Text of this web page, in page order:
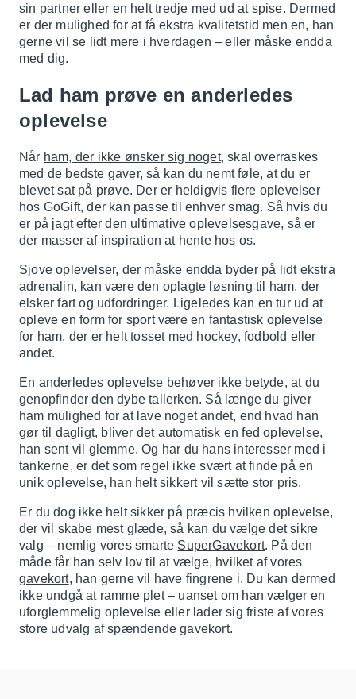
sin partner eller en helt tredje med ud at spise. Dermed
er der mulighed for at få ekstra kvalitetstid men en, han
gerne vil se lidt mere i hverdagen – eller måske endda
med dig.
Lad ham prøve en anderledes
oplevelse
Når ham, der ikke ønsker sig noget, skal overraskes
med de bedste gaver, så kan du nemt føle, at du er
blevet sat på prøve. Der er heldigvis flere oplevelser
hos GoGift, der kan passe til enhver smag. Så hvis du
er på jagt efter den ultimative oplevelsesgave, så er
der masser af inspiration at hente hos os.
Sjove oplevelser, der måske endda byder på lidt ekstra
adrenalin, kan være den oplagte løsning til ham, der
elsker fart og udfordringer. Ligeledes kan en tur ud at
opleve en form for sport være en fantastisk oplevelse
for ham, der er helt tosset med hockey, fodbold eller
andet.
En anderledes oplevelse behøver ikke betyde, at du
genopfinder den dybe tallerken. Så længe du giver
ham mulighed for at lave noget andet, end hvad han
gør til dagligt, bliver det automatisk en fed oplevelse,
han sent vil glemme. Og har du hans interesser med i
tankerne, er det som regel ikke svært at finde på en
unik oplevelse, han helt sikkert vil sætte stor pris.
Er du dog ikke helt sikker på præcis hvilken oplevelse,
der vil skabe mest glæde, så kan du vælge det sikre
valg – nemlig vores smarte SuperGavekort. På den
måde får han selv lov til at vælge, hvilket af vores
gavekort, han gerne vil have fingrene i. Du kan dermed
ikke undgå at ramme plet – uanset om han vælger en
uforglemmelig oplevelse eller lader sig friste af vores
store udvalg af spændende gavekort.